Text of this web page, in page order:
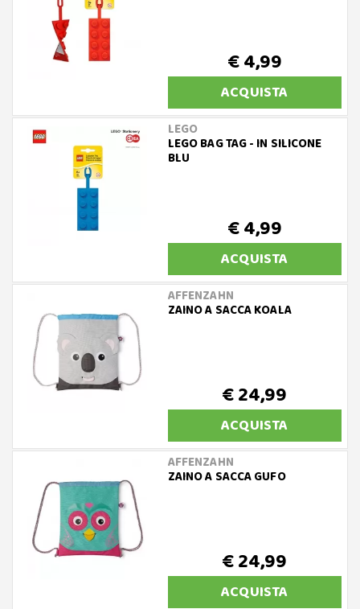
€ 4,99
ACQUISTA
LEGO
LEGO BAG TAG - IN SILICONE
BLU
€ 4,99
ACQUISTA
AFFENZAHN
ZAINO A SACCA KOALA
€ 24,99
ACQUISTA
AFFENZAHN
ZAINO A SACCA GUFO
€ 24,99
ACQUISTA